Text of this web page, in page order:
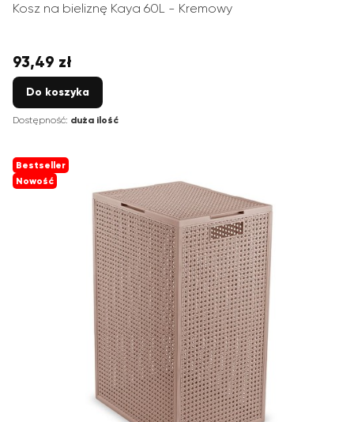
Kosz na bieliznę Kaya 60L - Kremowy
Cena
93,49 zł
Do koszyka
Dostępność: duża ilość
Bestseller
Nowość